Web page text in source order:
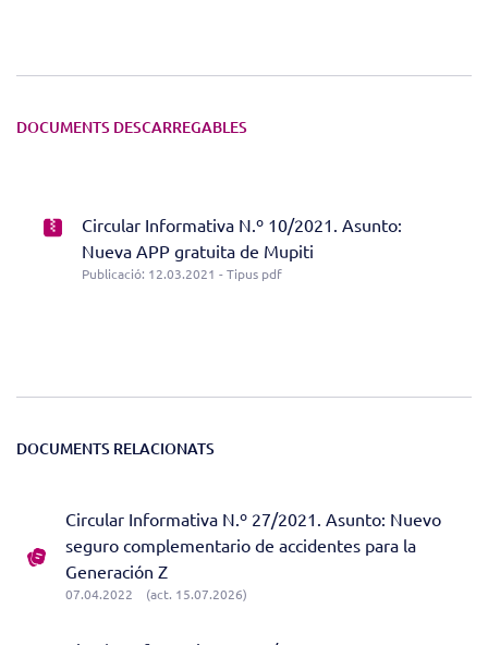
DOCUMENTS DESCARREGABLES
Circular Informativa N.º 10/2021. Asunto:
Nueva APP gratuita de Mupiti
Publicació: 12.03.2021 - Tipus pdf
DOCUMENTS RELACIONATS
Circular Informativa N.º 27/2021. Asunto: Nuevo
seguro complementario de accidentes para la
Generación Z
07.04.2022 (act. 15.07.2026)